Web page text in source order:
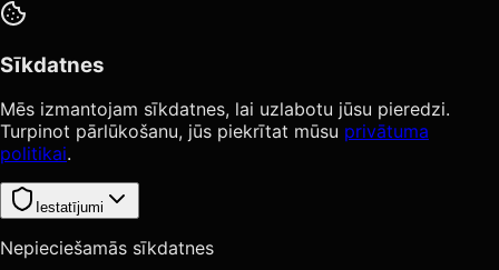
Sīkdatnes
Mēs izmantojam sīkdatnes, lai uzlabotu jūsu pieredzi.
Turpinot pārlūkošanu, jūs piekrītat mūsu privātuma
politikai.
Iestatījumi
Nepieciešamās sīkdatnes